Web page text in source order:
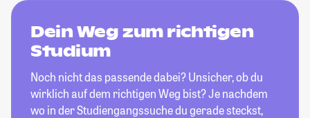
Dein Weg zum richtigen
Studium
Noch nicht das passende dabei? Unsicher, ob du
wirklich auf dem richtigen Weg bist? Je nachdem
wo in der Studiengangssuche du gerade steckst,